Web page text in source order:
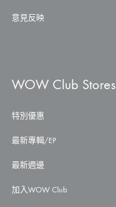
意見反映
WOW Club Stores
特別優惠
最新專輯/EP
最新週邊
加入WOW Club